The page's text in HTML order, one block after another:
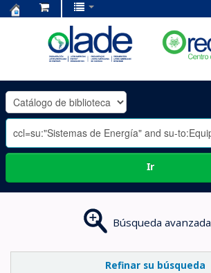
OLADE
-
Ir
Búsqueda avanzada
Refinar su búsqueda